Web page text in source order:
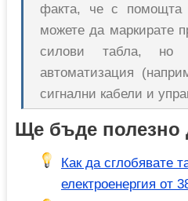
факта, че с помощта
можете да маркирате
силови табла,
автоматизация
сигнални кабели и
Ще бъде полезно
Как да сглобявате
електроенергия от